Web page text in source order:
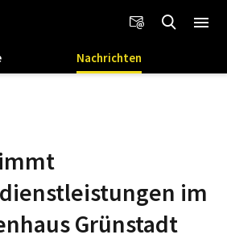
Nachrichten
im
Grünstadt